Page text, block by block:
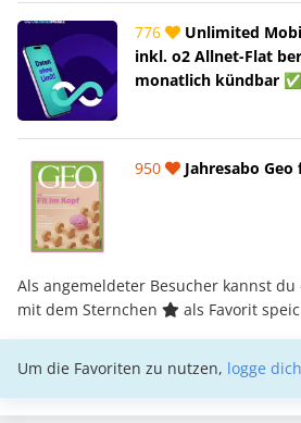
776
Unlimited
inkl. o2 Allnet-Flat
monatlich kündbar ✅
950 Jahresabo Geo
Als angemeldeter Besucher kannst
mit dem Sternchen
als Favorit
Um die Favoriten zu nutzen, logge